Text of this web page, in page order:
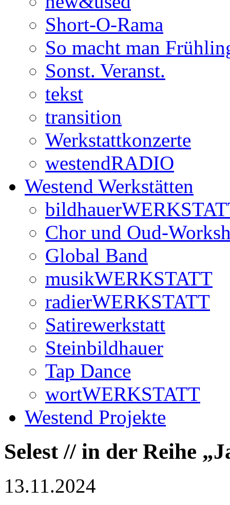
Short-O-Rama
So macht man
Sonst. Veranst.
tekst
transition
Werkstattkonzerte
westendRADIO
Westend Werkstätten
Chor und Oud-
Global Band
musikWERKSTATT
radierWERKSTATT
Satirewerkstatt
Steinbildhauer
Tap Dance
wortWERKSTATT
Westend Projekte
Selest // in der Reihe
13.11.2024